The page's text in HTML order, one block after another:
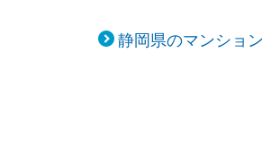
静岡県のマンショ